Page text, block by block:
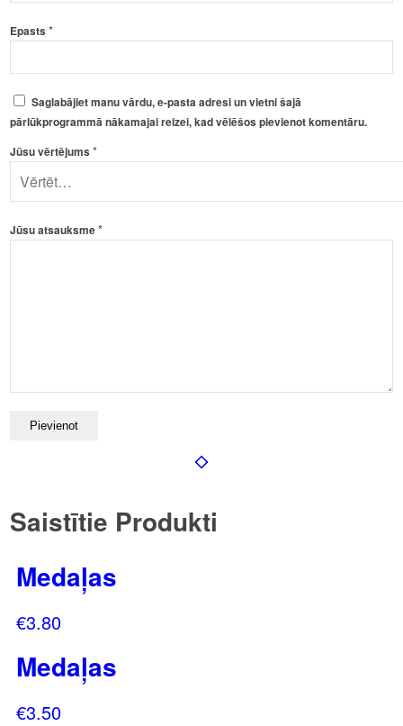
Epasts*
Saglabājiet manu vārdu, e-pasta adresi un vietni šajā
pārlūkprogrammā nākamajai reizei, kad vēlēšos pievienot komentāru.
Jūsu vērtējums*
Jūsu atsauksme*
Saistītie Produkti
Medaļas
€3.80
Medaļas
€3.50